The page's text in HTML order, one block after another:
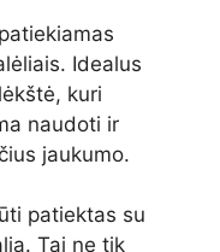
Idealus
kuri
naudoti ir
jaukumo.
patiektas su
Tai ne tik